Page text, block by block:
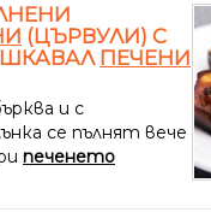
(ЦЪРВУЛИ) С
ПЕЧЕНИ
и с
се пълнят вече
печенето